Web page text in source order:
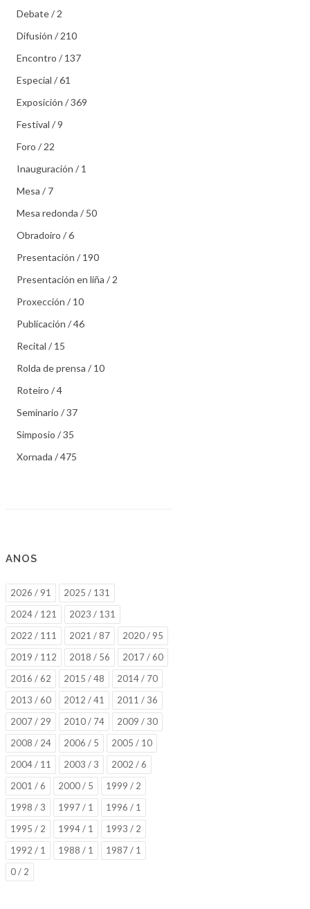
Debate / 2
Difusión / 210
Encontro / 137
Especial / 61
Exposición / 369
Festival / 9
Foro / 22
Inauguración / 1
Mesa / 7
Mesa redonda / 50
Obradoiro / 6
Presentación / 190
Presentación en liña / 2
Proxección / 10
Publicación / 46
Recital / 15
Rolda de prensa / 10
Roteiro / 4
Seminario / 37
Simposio / 35
Xornada / 475
ANOS
2026 / 91
2025 / 131
2024 / 121
2023 / 131
2022 / 111
2021 / 87
2020 / 95
2019 / 112
2018 / 56
2017 / 60
2016 / 62
2015 / 48
2014 / 70
2013 / 60
2012 / 41
2011 / 36
2007 / 29
2010 / 74
2009 / 30
2008 / 24
2006 / 5
2005 / 10
2004 / 11
2003 / 3
2002 / 6
2001 / 6
2000 / 5
1999 / 2
1998 / 3
1997 / 1
1996 / 1
1995 / 2
1994 / 1
1993 / 2
1992 / 1
1988 / 1
1987 / 1
0 / 2